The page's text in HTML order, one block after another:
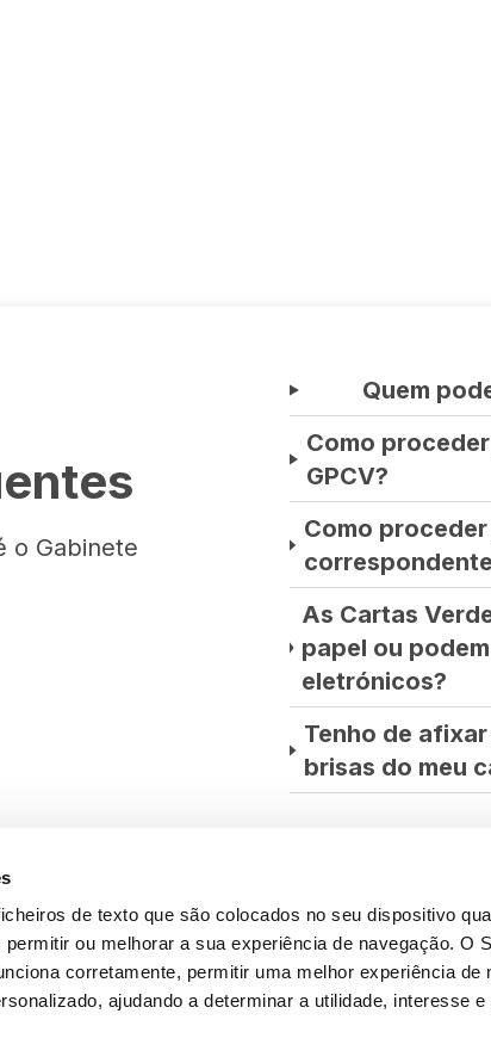
de texto que são colocados no seu dispositivo
ou melhorar a sua experiência de navegação. O
corretamente, permitir uma melhor experiência de
ajudando a determinar a utilidade, interesse e
o Gabinete
Quem
Como
GPCV?
Como
As Cartas
papel ou
eletrónicos?
Tenho de
brisas do meu